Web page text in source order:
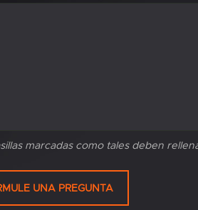
marcadas como tales deben